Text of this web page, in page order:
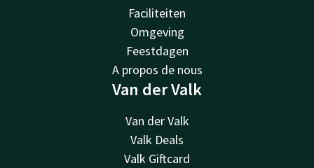
Faciliteiten
Omgeving
Feestdagen
A propos de nous
Van der Valk
Van der Valk
Valk Deals
Valk Giftcard